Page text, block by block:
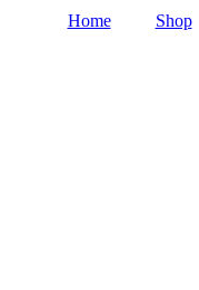
Home Shop